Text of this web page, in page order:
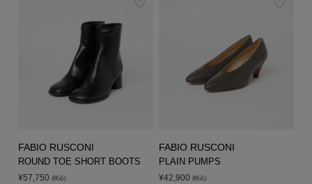
FABIO RUSCONI
ROUND TOE SHORT BOOTS
¥57,750 (税込)
FABIO RUSCONI
PLAIN PUMPS
¥42,900 (税込)